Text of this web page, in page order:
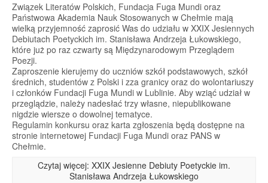
Związek Literatów Polskich, Fundacja Fuga Mundi oraz
Państwowa Akademia Nauk Stosowanych w Chełmie mają
wielką przyjemność zaprosić Was do udziału w XXIX Jesiennych
Debiutach Poetyckich im. Stanisława Andrzeja Łukowskiego,
które już po raz czwarty są Międzynarodowym Przeglądem
Poezji.
Zaproszenie kierujemy do uczniów szkół podstawowych, szkół
średnich, studentów z Polski i zza granicy oraz do wolontariuszy
i członków Fundacji Fuga Mundi w Lublinie. Aby wziąć udział w
przeglądzie, należy nadesłać trzy własne, niepublikowane
nigdzie wiersze o dowolnej tematyce.
Regulamin konkursu oraz karta zgłoszenia będą dostępne na
stronie internetowej Fundacji Fuga Mundi oraz PANS w
Chełmie.
Czytaj więcej: XXIX Jesienne Debiuty Poetyckie im.
Stanisława Andrzeja Łukowskiego